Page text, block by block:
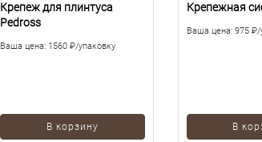
Крепеж для плинтуса
Pedross
Ваша цена: 1560 ₽/упаковку
В корзину
Крепежная
Ваша цена: 975 ₽/
В